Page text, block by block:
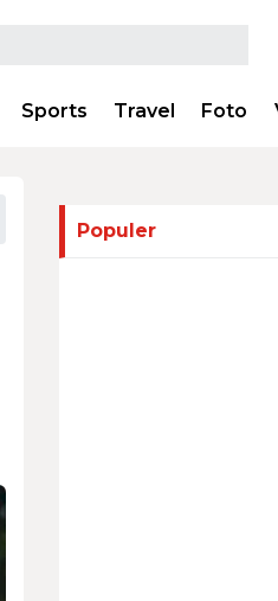
Sports Travel Foto
Populer